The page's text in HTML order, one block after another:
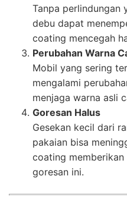
Tanpa perlindungan
debu dapat
coating mencegah
Perubahan Warna
Mobil yang sering
mengalami
menjaga warna asli
Goresan Halus
Gesekan kecil dari
pakaian bisa
coating
goresan ini.